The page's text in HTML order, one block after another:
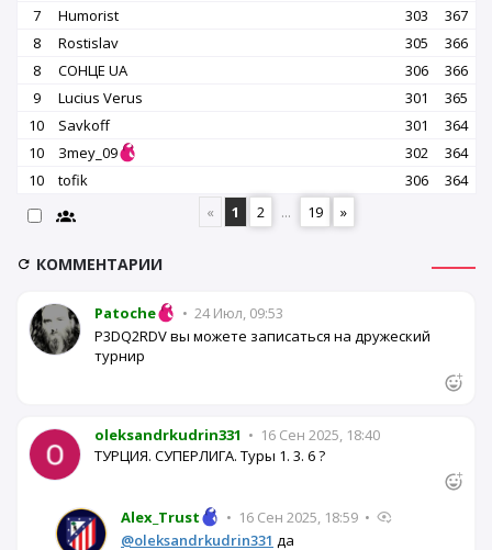
7
Humorist 303
367
8
Rostislav 305
366
8
СОНЦЕ UA 306
366
9
Lucius Verus 301
365
10
Savkoff 301
364
10
Зmey_09 302
364
10
tofik 306
364
«
1 2 ... 19 »
КОММЕНТАРИИ
Patoche • 24 Июл, 09:53
P3DQ2RDV вы можете записаться на дружеский
турнир
oleksandrkudrin331 • 16 Сен 2025, 18:40
ТУРЦИЯ. СУПЕРЛИГА. Туры 1. 3. 6 ?
Alex_Trust • 16 Сен 2025, 18:59 •
@oleksandrkudrin331 да